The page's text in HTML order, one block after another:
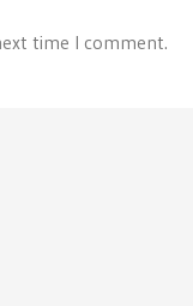
time I comment.